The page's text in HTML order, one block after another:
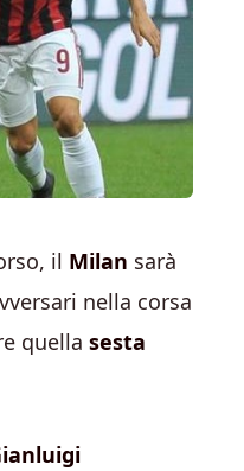
il Milan sarà
nella corsa
quella sesta